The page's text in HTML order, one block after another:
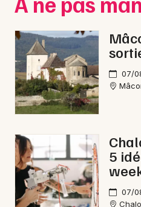
Concerts
Sports
Soirées
Sorties famille
Sorties & loisirs
Reggae en Saône-et-
Nice
Paris
Strasbourg
Toulouse
Toutes les villes
07/
5
07/